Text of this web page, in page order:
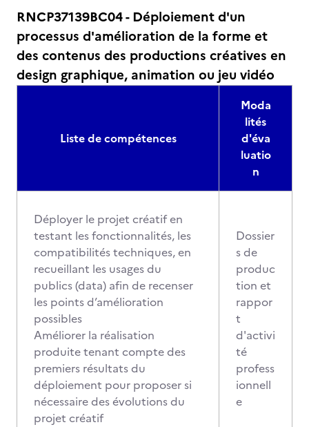
RNCP37139BC04 - Déploiement d'un
processus d'amélioration de la forme et
des contenus des productions créatives en
design graphique, animation ou jeu vidéo
Liste de compétences
Moda
lités
d'éva
luatio
n
Déployer le projet créatif en
testant les fonctionnalités, les
compatibilités techniques, en
recueillant les usages du
publics (data) afin de recenser
les points d’amélioration
possibles
Améliorer la réalisation
produite tenant compte des
premiers résultats du
déploiement pour proposer si
nécessaire des évolutions du
projet créatif
Dossier
s de
produc
tion et
rappor
t
d'activi
té
profess
ionnell
e